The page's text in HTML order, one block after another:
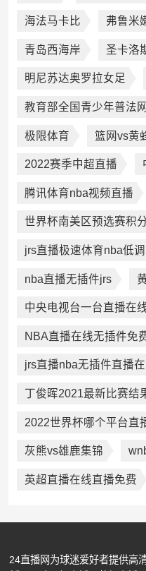
海法马卡比 弗鲁米
青岛西海岸 圣卡洛
明尼苏达奥罗拉女足
教育部全国青少年普法
极限体育 篮网vs黄
2022赛季中超直播
腾讯体育nba视频直播
世界杯南美区预选赛积
jrs直播极速体育nba低调
nba直播无插件jrs
中央电视台一台直播在
NBA直播在线无插件免
jrs直播nba无插件直播
丁俊晖2021最新比赛结
2022世界杯哪个平台直
灰熊vs雄鹿集锦
英超直播在线直播免费
24直播网为球迷爱好者提供高